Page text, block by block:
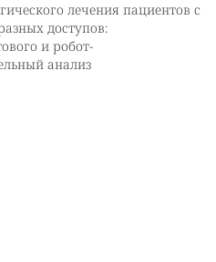
лечения пациентов с
доступов:
и робот-
анализ